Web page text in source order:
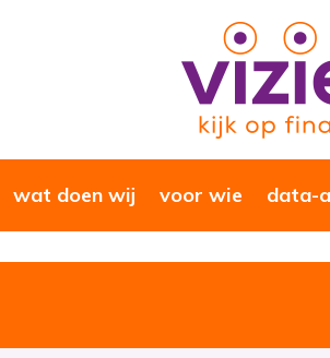
wat doen wij voor wie data-